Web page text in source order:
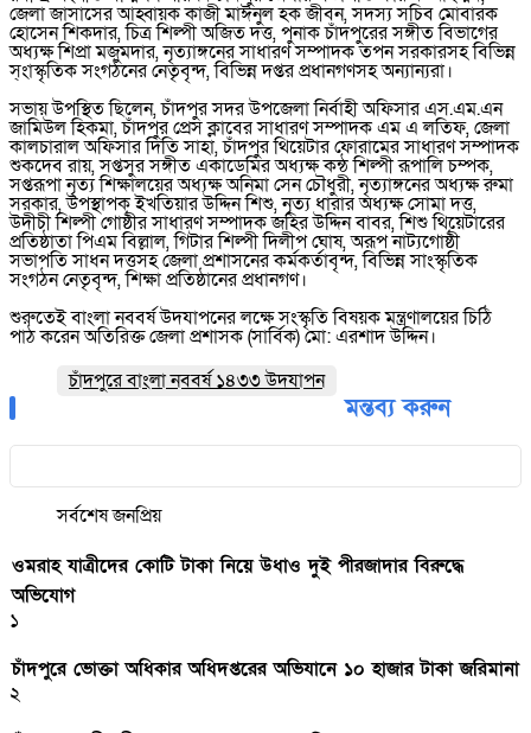
জেলা জাসাসের আহ্বায়ক কাজী মাঈনুল হক জীবন, সদস্য সচিব মোবারক
হোসেন শিকদার, চিত্র শিল্পী অজিত দত্ত, পুনাক চাঁদপুরের সঙ্গীত বিভাগের
অধ্যক্ষ শিপ্রা মজুমদার, নৃত্যাঙ্গনের সাধারণ সম্পাদক তপন সরকারসহ বিভিন্ন
স্ংাস্কৃতিক সংগঠনের নেতৃবৃন্দ, বিভিন্ন দপ্তর প্রধানগণসহ অন্যান্যরা।
সভায় উপস্থিত ছিলেন, চাঁদপুর সদর উপজেলা নির্বাহী অফিসার এস.এম.এন
জামিউল হিকমা, চাঁদপুর প্রেস ক্লাবের সাধারণ সম্পাদক এম এ লতিফ, জেলা
কালচারাল অফিসার দিতি সাহা, চাঁদপুর থিয়েটার ফোরামের সাধারণ সম্পাদক
শুকদেব রায়, সপ্তসুর সঙ্গীত একাডেমির অধ্যক্ষ কন্ঠ শিল্পী রূপালি চম্পক,
সপ্তরূপা নৃত্য শিক্ষালয়ের অধ্যক্ষ অনিমা সেন চৌধুরী, নৃত্যাঙ্গনের অধ্যক্ষ রুমা
সরকার, উপস্থাপক ইখতিয়ার উদ্দিন শিশু, নৃত্য ধারার অধ্যক্ষ সোমা দত্ত,
উদীচী শিল্পী গোষ্ঠীর সাধারণ সম্পাদক জহির উদ্দিন বাবর, শিশু থিয়েটারের
প্রতিষ্ঠাতা পিএম বিল্লাল, গিটার শিল্পী দিলীপ ঘোষ, অরূপ নাট্যগোষ্ঠী
সভাপতি সাধন দত্তসহ জেলা প্রশাসনের কর্মকর্তাবৃন্দ, বিভিন্ন সাংস্কৃতিক
সংগঠন নেতৃবৃন্দ, শিক্ষা প্রতিষ্ঠানের প্রধানগণ।
শুরুতেই বাংলা নববর্ষ উদযাপনের লক্ষে সংস্কৃতি বিষয়ক মন্ত্রণালয়ের চিঠি
পাঠ করেন অতিরিক্ত জেলা প্রশাসক (সার্বিক) মো: এরশাদ উদ্দিন।
চাঁদপুরে বাংলা নববর্ষ ১৪৩৩ উদযাপন
মন্তব্য করুন
সর্বশেষজনপ্রিয়
ওমরাহ যাত্রীদের কোটি টাকা নিয়ে উধাও দুই পীরজাদার বিরুদ্ধে
অভিযোগ
১
চাঁদপুরে ভোক্তা অধিকার অধিদপ্তরের অভিযানে ১০ হাজার টাকা জরিমানা
২